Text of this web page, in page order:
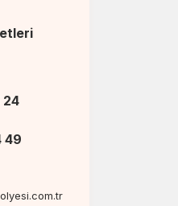
24
49